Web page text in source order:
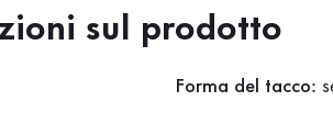
sul prodotto
Forma del tacco: